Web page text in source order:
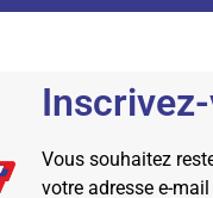
Vous souhaitez
votre adresse e-